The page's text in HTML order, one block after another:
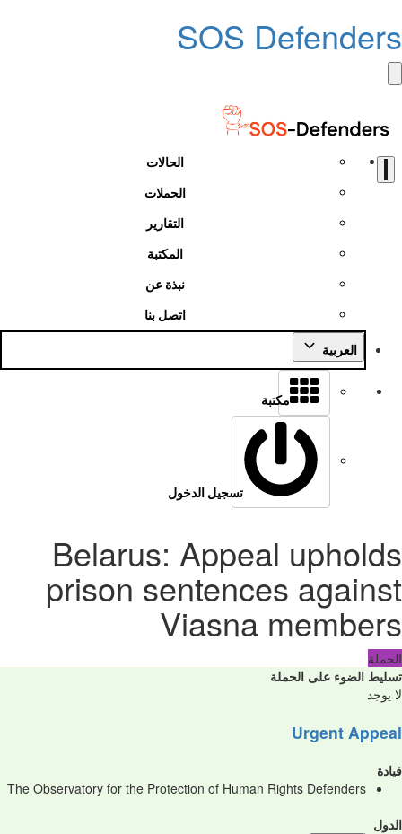
SOS Defenders
الحالات
الحملات
التقارير
المكتبة
نبذة عن
اتصل بنا
العربية
مكتبة
تسجيل الدخول
Belarus: Appeal upholds
prison sentences against
Viasna members
الحملة
تسليط الضوء على الحملة
لا يوجد
Urgent Appeal
قيادة
The Observatory for the Protection of Human Rights Defenders
الدول